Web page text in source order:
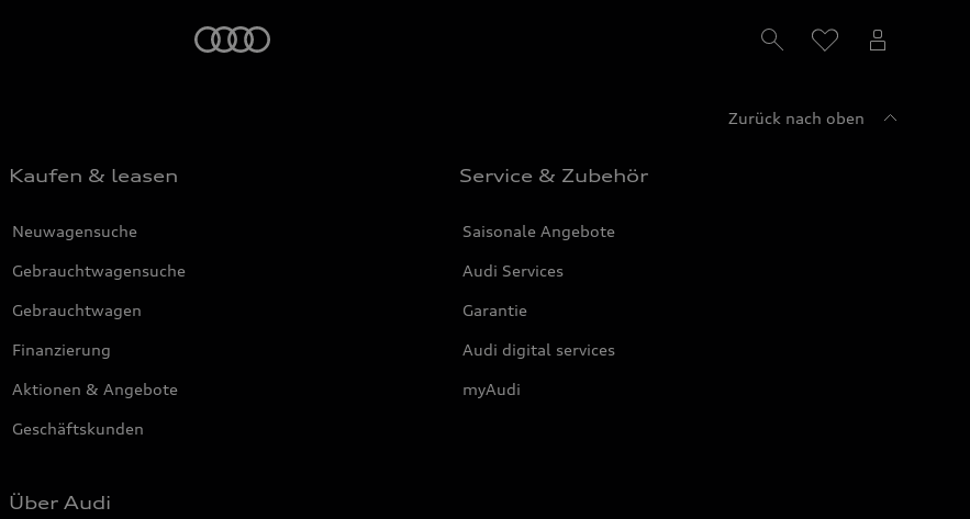
Zurück nach oben
Kaufen & leasen
Neuwagensuche
Gebrauchtwagensuche
Gebrauchtwagen
Finanzierung
Aktionen & Angebote
Geschäftskunden
Service & Zubehör
Saisonale Angebote
Audi Services
Garantie
Audi digital services
myAudi
Über Audi